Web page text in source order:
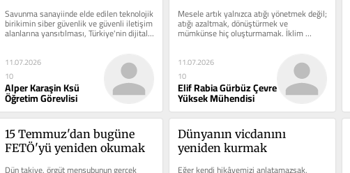
Savunma sanayiinde elde edilen teknolojik
birikimin siber güvenlik ve güvenli iletişim
alanlarına yansıtılması, Türkiye'nin dijital...
11.07.2026
10
Alper Karaşin Ksü
Öğretim Görevlisi
Mesele artık yalnızca atığı yönetmek değil;
atığı azaltmak, dönüştürmek ve
mümkünse hiç oluşturmamak. İklim
değişikliği, su...
11.07.2026
10
Elif Rabia Gürbüz Çevre
Yüksek Mühendisi
15 Temmuz'dan bugüne
FETÖ'yü yeniden okumak
Dünyanın vicdanını
yeniden kurmak